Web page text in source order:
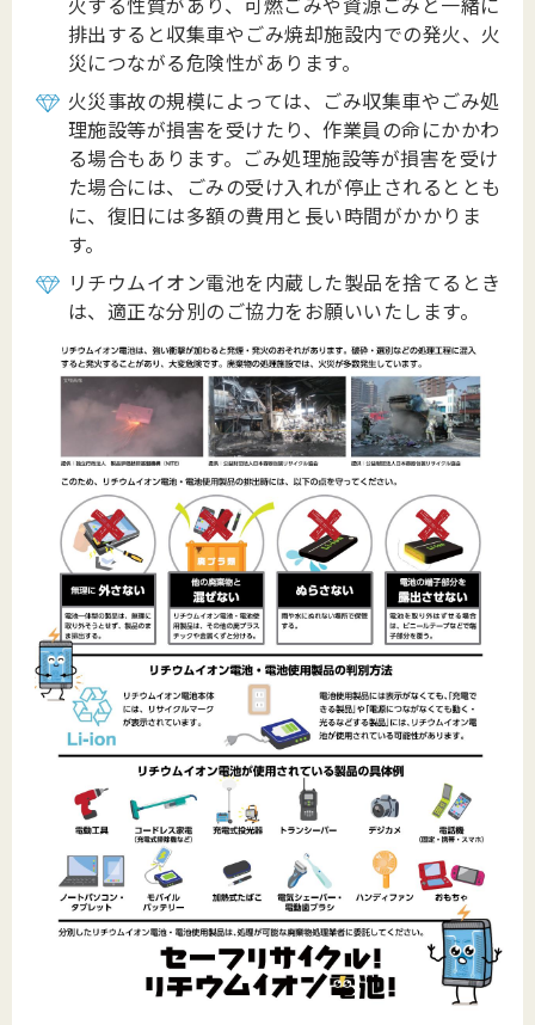
排出すると収集車やごみ焼却施設内での発火、火
災につながる危険性があります。
火災事故の規模によっては、ごみ収集車やごみ処
理施設等が損害を受けたり、作業員の命にかかわ
る場合もあります。ごみ処理施設等が損害を受け
た場合には、ごみの受け入れが停止されるととも
に、復旧には多額の費用と長い時間がかかりま
す。
リチウムイオン電池を内蔵した製品を捨てるとき
は、適正な分別のご協力をお願いいたします。